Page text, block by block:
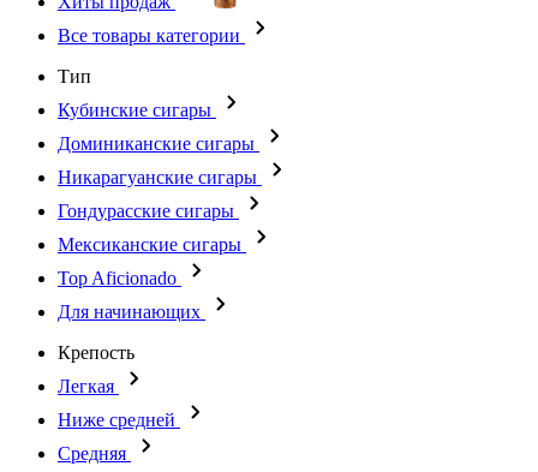
Все товары категории
Тип
Кубинские сигары
Доминиканские сигары
Никарагуанские сигары
Гондурасские сигары
Мексиканские сигары
Top Aficionado
Для начинающих
Крепость
Легкая
Ниже средней
Средняя